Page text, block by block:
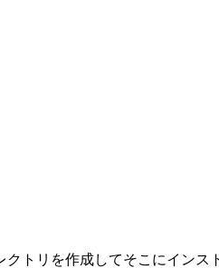
トリを作成してそこにインス